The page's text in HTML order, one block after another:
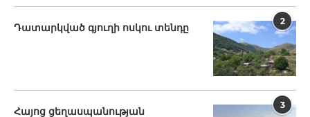
2
Դատարկված գյուղի ոսկու տենդը
3
Հայոց ցեղասպանության